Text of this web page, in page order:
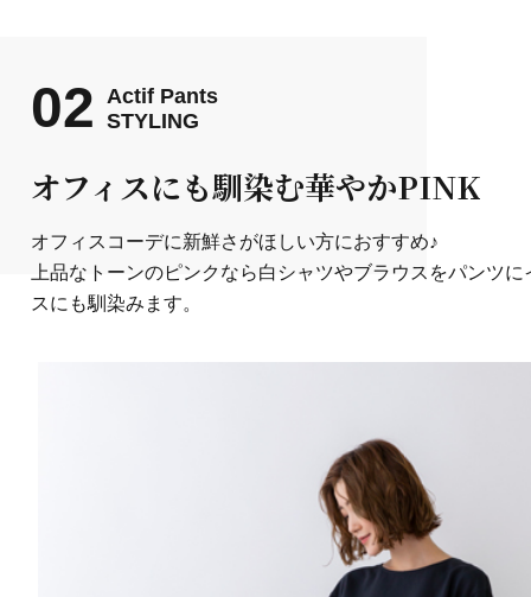
02 Actif Pants
STYLING
オフィスにも馴染む華やかPINK
オフィスコーデに新鮮さがほしい方におすすめ♪
上品なトーンのピンクなら白シャツやブラウスをパンツ
スにも馴染みます。